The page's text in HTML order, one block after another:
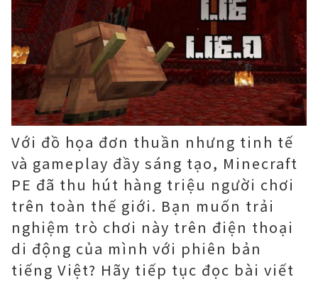
Với đồ họa đơn thuần nhưng tinh tế
và gameplay đầy sáng tạo, Minecraft
PE đã thu hút hàng triệu người chơi
trên toàn thế giới. Bạn muốn trải
nghiệm trò chơi này trên điện thoại
di động của mình với phiên bản
tiếng Việt? Hãy tiếp tục đọc bài viết